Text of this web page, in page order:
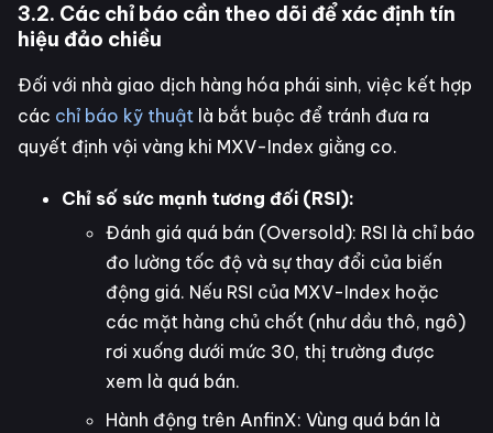
3.2. Các chỉ báo cần theo dõi để xác định tín
hiệu đảo chiều
Đối với nhà giao dịch hàng hóa phái sinh, việc kết hợp
các chỉ báo kỹ thuật là bắt buộc để tránh đưa ra
quyết định vội vàng khi MXV-Index giằng co.
Chỉ số sức mạnh tương đối (RSI):
Đánh giá quá bán (Oversold): RSI là chỉ báo
đo lường tốc độ và sự thay đổi của biến
động giá. Nếu RSI của MXV-Index hoặc
các mặt hàng chủ chốt (như dầu thô, ngô)
rơi xuống dưới mức 30, thị trường được
xem là quá bán.
Hành động trên AnfinX: Vùng quá bán là